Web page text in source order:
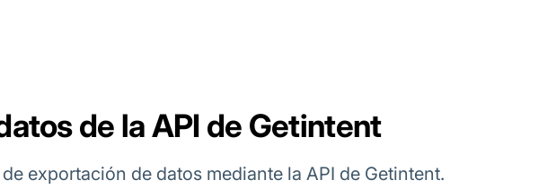
de la API de Getintent
exportación de datos mediante la API de Getintent.